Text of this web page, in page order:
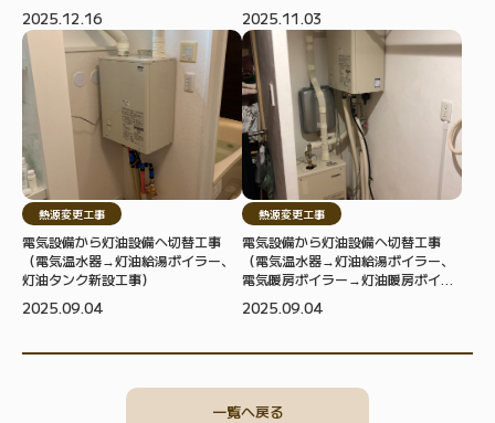
2025.12.16 2025.11.03
熱源変更工事
電気設備から灯油設備へ切替工事
（電気温水器→灯油給湯ボイラー、
灯油タンク新設工事）
2025.09.04
熱源変更工事
電気設備から灯油設備へ切替工事
（電気温水器→灯油給湯ボイラー、
電気暖房ボイラー→灯油暖房ボイラ
2025.09.04
一覧へ戻る